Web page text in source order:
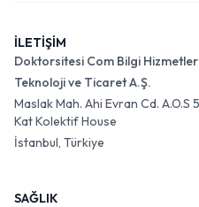
İLETİŞİM
Doktorsitesi Com Bilgi
Teknoloji ve Ticaret A.Ş.
Maslak Mah. Ahi Evran Cd.
Kat Kolektif House
İstanbul, Türkiye
SAĞLIK